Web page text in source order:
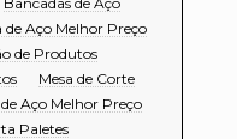
de Aço Melhor Preço
de Produtos
Mesa de Corte
Aço Melhor Preço
Paletes